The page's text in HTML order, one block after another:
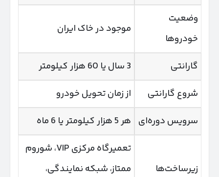
وضعیت
خودروها
موجود در خاک ایران
گارانتی
3 سال یا 60 هزار کیلومتر
شروع گارانتی
از زمان تحویل خودرو
سرویس دوره‌ای هر 5 هزار کیلومتر یا 6 ماه
زیرساخت‌ها
تعمیرگاه مرکزی VIP، شوروم
ممتاز، شبکه نمایندگی،